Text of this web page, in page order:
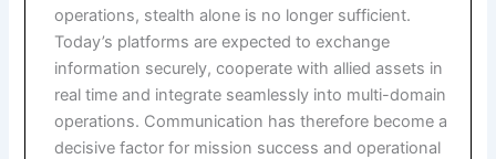
operations, stealth alone is no longer sufficient.
Today’s platforms are expected to exchange
information securely, cooperate with allied assets in
real time and integrate seamlessly into multi-domain
operations. Communication has therefore become a
decisive factor for mission success and operational